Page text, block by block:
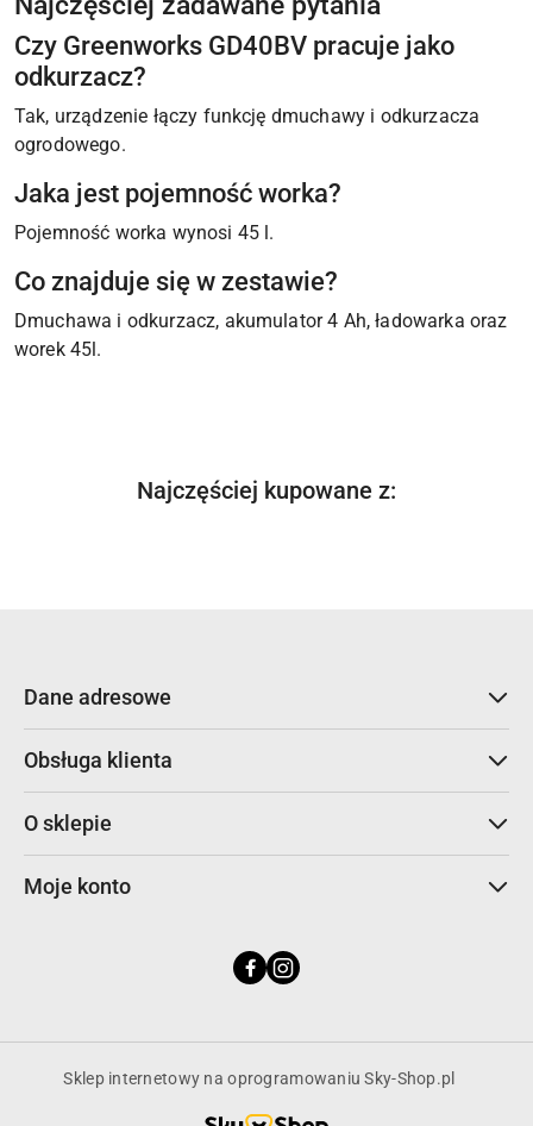
Czy Greenworks GD40BV pracuje jako
odkurzacz?
Tak, urządzenie łączy funkcję dmuchawy i odkurzacza
ogrodowego.
Jaka jest pojemność worka?
Pojemność worka wynosi 45 l.
Co znajduje się w zestawie?
Dmuchawa i odkurzacz, akumulator 4 Ah, ładowarka oraz
worek 45l.
Pomiń karuzelę produktów
Produkty
Najczęściej kupowane z:
Dane adresowe
Obsługa klienta
O sklepie
Moje konto
Sklep internetowy na oprogramowaniu Sky-Shop.pl